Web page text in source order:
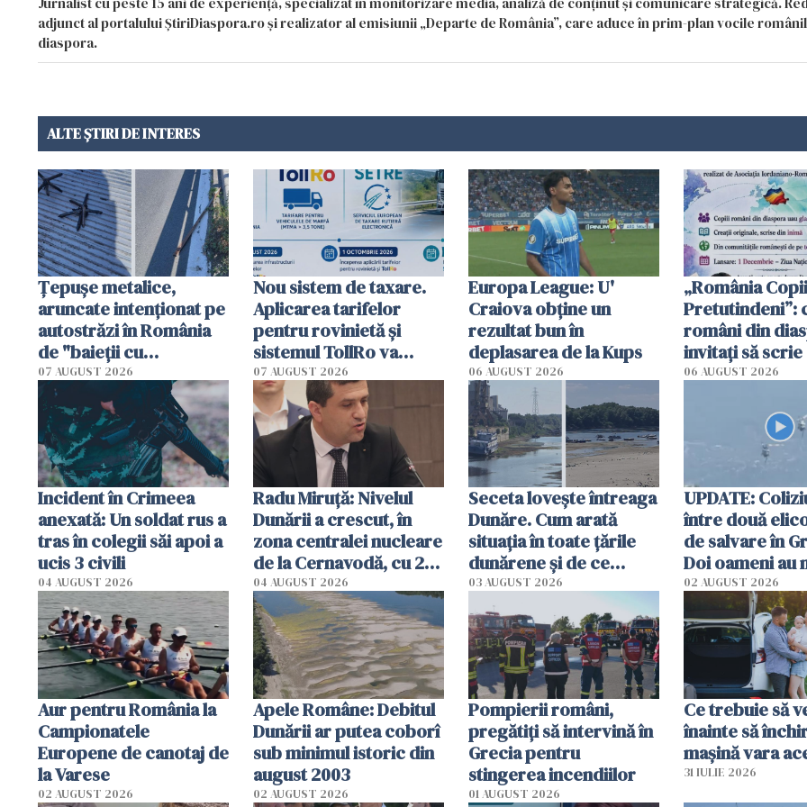
adjunct al portalului ȘtiriDiaspora.ro și realizator al emisiunii „Departe de România”, care aduce în prim-plan vocile
diaspora.
ALTE ȘTIRI DE INTERES
Țepușe metalice,
aruncate intenționat pe
autostrăzi în România
de "baieții cu
platforme": "Mi-au
cerut 1200 lei să mă
tracteze"
07 AUGUST 2026
Nou sistem de taxare.
Aplicarea tarifelor
pentru rovinietă şi
sistemul TollRo va
începe la 1 octombrie
07 AUGUST 2026
Europa League: U'
Craiova obține un
rezultat bun în
deplasarea de la Kups
06 AUGUST 2026
„România
Pretutindeni”:
români din
invitați să
România într-
06 AUGUST 2026
Incident în Crimeea
anexată: Un soldat rus a
tras în colegii săi apoi a
ucis 3 civili
04 AUGUST 2026
Radu Miruţă: Nivelul
Dunării a crescut, în
zona centralei nucleare
de la Cernavodă, cu 2
cm faţă de ziua trecută
04 AUGUST 2026
Seceta lovește întreaga
Dunăre. Cum arată
situația în toate țările
dunărene și de ce
România resimte
efectele, deși a plouat
în iulie
03 AUGUST 2026
UPDATE:
între două
de salvare în
Doi oameni au
02 AUGUST 2026
Aur pentru România la
Campionatele
Europene de canotaj de
la Varese
02 AUGUST 2026
Apele Române: Debitul
Dunării ar putea coborî
sub minimul istoric din
august 2003
02 AUGUST 2026
Pompierii români,
pregătiţi să intervină în
Grecia pentru
stingerea incendiilor
01 AUGUST 2026
Ce trebuie să
înainte să
mașină vara
31 IULIE 2026